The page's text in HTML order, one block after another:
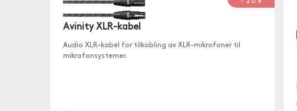
Avinity XLR-kabel
Audio XLR-kabel for tilkobling av XLR-mikrofoner til
mikrofonsystemer.